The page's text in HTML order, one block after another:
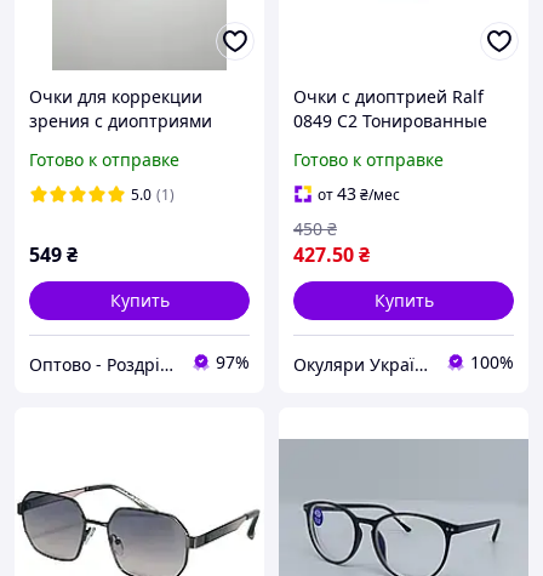
Очки для коррекции
зрения с диоптриями
Готово к отправке
5.0 (1)
549₴
Купить
Оптово - Роздрібний інтернет - магазин "MONDO" 97%
Очки с диоптрией Ralf
0849 C2 Тонированные
Готово к отправке
от43₴/мес
427.50₴
450 ₴
Купить
Окуляри Україна 100%